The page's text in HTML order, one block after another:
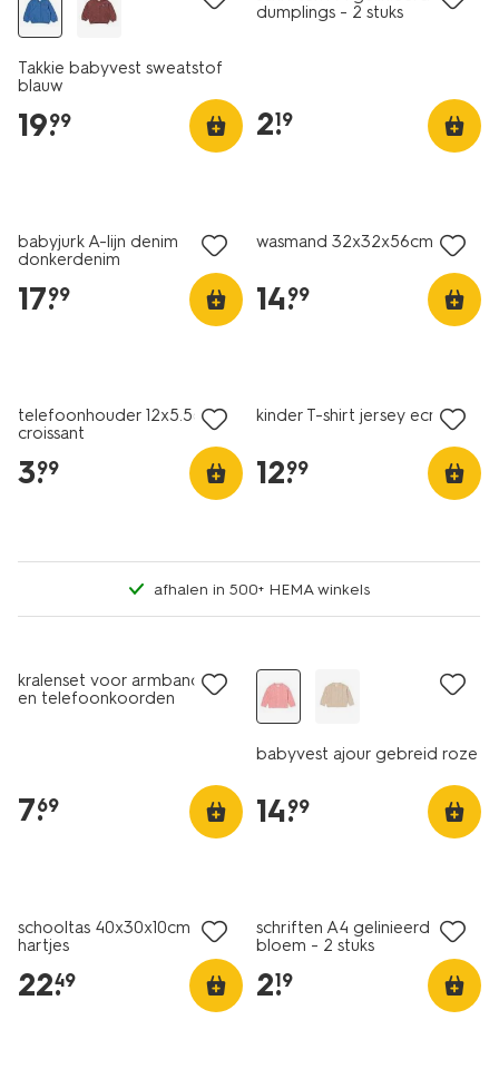
Takkie babyvest sweatstof
blauw
19.
99
dumplings - 2 stuks
2.
19
babyjurk A-lijn denim
donkerdenim
17.
99
wasmand 32x32x56cm
14.
99
telefoonhouder 12x5.5cm
croissant
3.
99
kinder T-shirt jersey ecru
12.
99
afhalen in 500+ HEMA winkels
kralenset voor armbandjes
en telefoonkoorden
7.
69
babyvest ajour gebreid roze
14.
99
schooltas 40x30x10cm
hartjes
22.
49
schriften A4 gelinieerd
bloem - 2 stuks
2.
19